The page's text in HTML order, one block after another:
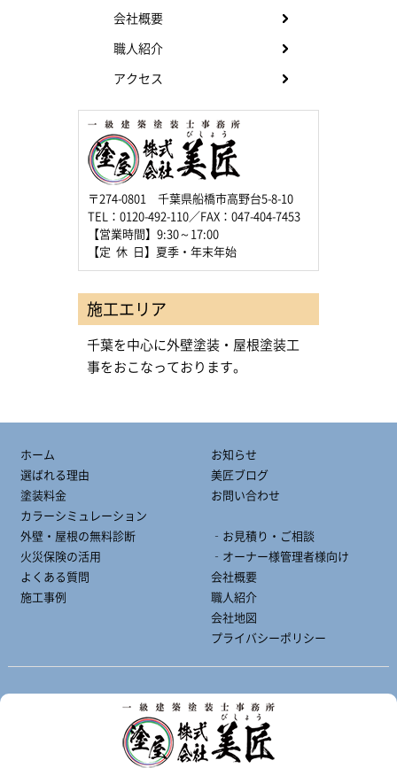
会社概要
職人紹介
アクセス
〒274-0801 千葉県船橋市高野台5-8-10
TEL：0120-492-110／FAX：047-404-7453
【営業時間】9:30～17:00
【定 休 日】夏季・年末年始
施工エリア
千葉を中心に外壁塗装・屋根塗装工
事をおこなっております。
ホーム
選ばれる理由
塗装料金
カラーシミュレーション
外壁・屋根の無料診断
火災保険の活用
よくある質問
施工事例
お知らせ
美匠ブログ
お問い合わせ
‐お見積り・ご相談
‐オーナー様管理者様向け
会社概要
職人紹介
会社地図
プライバシーポリシー